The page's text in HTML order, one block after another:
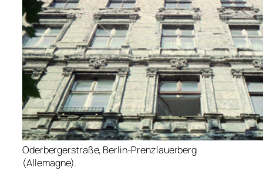
Oderbergerstraße, Berlin-Prenzlauerberg
(Allemagne).